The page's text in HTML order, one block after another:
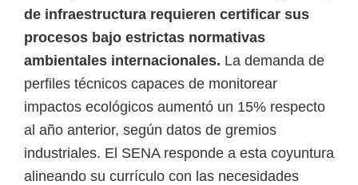
n
c
de infraestructura requieren certificar sus
procesos bajo estrictas normativas
ambientales internacionales. La demanda de
perfiles técnicos capaces de monitorear
impactos ecológicos aumentó un 15% respecto
al año anterior, según datos de gremios
industriales. El SENA responde a esta coyuntura
alineando su currículo con las necesidades